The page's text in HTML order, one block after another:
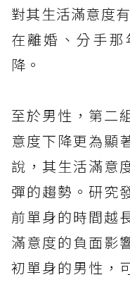
對其生活滿意度
在離婚、分手
降。
至於男性，第二
意度下降更為顯
說，其生活滿意
彈的趨勢。研究
前單身的時間越
滿意度的負面影
初單身的男性，